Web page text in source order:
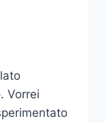
Vorrei